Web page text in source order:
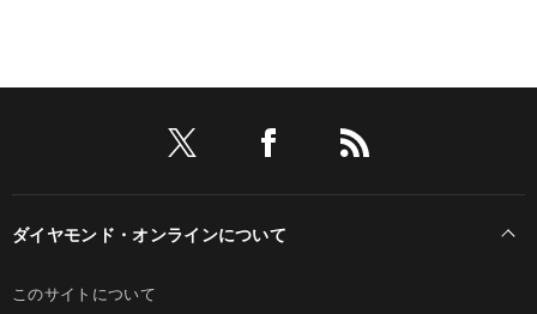
ダイヤモンド・オンラインについて
このサイトについて